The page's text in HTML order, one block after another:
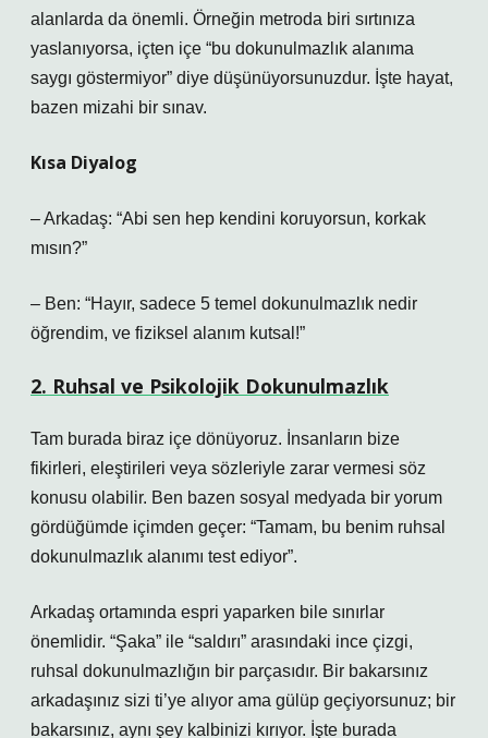
alanlarda da önemli. Örneğin metroda biri sırtınıza
yaslanıyorsa, içten içe “bu dokunulmazlık alanıma
saygı göstermiyor” diye düşünüyorsunuzdur. İşte hayat,
bazen mizahi bir sınav.
Kısa Diyalog
– Arkadaş: “Abi sen hep kendini koruyorsun, korkak
mısın?”
– Ben: “Hayır, sadece 5 temel dokunulmazlık nedir
öğrendim, ve fiziksel alanım kutsal!”
2. Ruhsal ve Psikolojik Dokunulmazlık
Tam burada biraz içe dönüyoruz. İnsanların bize
fikirleri, eleştirileri veya sözleriyle zarar vermesi söz
konusu olabilir. Ben bazen sosyal medyada bir yorum
gördüğümde içimden geçer: “Tamam, bu benim ruhsal
dokunulmazlık alanımı test ediyor”.
Arkadaş ortamında espri yaparken bile sınırlar
önemlidir. “Şaka” ile “saldırı” arasındaki ince çizgi,
ruhsal dokunulmazlığın bir parçasıdır. Bir bakarsınız
arkadaşınız sizi ti’ye alıyor ama gülüp geçiyorsunuz; bir
bakarsınız, aynı şey kalbinizi kırıyor. İşte burada